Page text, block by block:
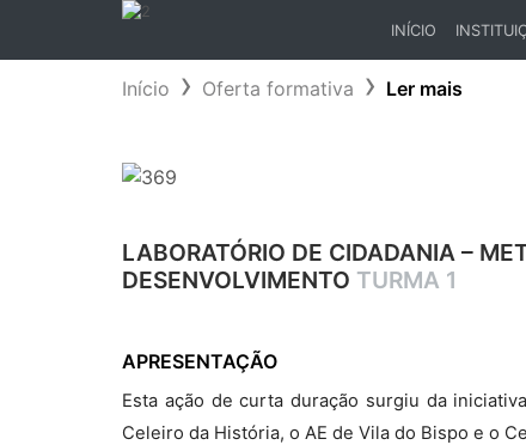
INÍCIO
Início Oferta formativa Ler mais
LABORATÓRIO DE CIDADANIA –
DESENVOLVIMENTO TURMA 1
APRESENTAÇÃO
Esta ação de curta duração surgiu da
Celeiro da História, o AE de Vila do Bispo e o